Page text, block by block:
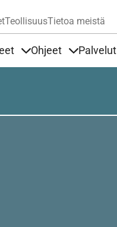
TeollisuusTietoa meistä
Ohjeet Palvelut